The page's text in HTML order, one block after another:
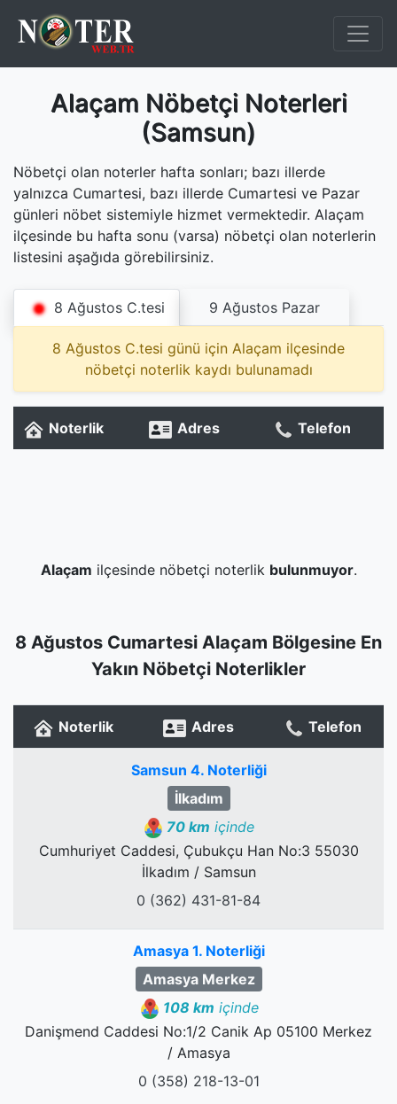
Alaçam Nöbetçi Noterleri
(Samsun)
Nöbetçi olan noterler hafta sonları; bazı illerde
yalnızca Cumartesi, bazı illerde Cumartesi ve Pazar
günleri nöbet sistemiyle hizmet vermektedir. Alaçam
ilçesinde bu hafta sonu (varsa) nöbetçi olan noterlerin
listesini aşağıda görebilirsiniz.
8 Ağustos C.tesi 9 Ağustos Pazar
8 Ağustos C.tesi günü için Alaçam ilçesinde
nöbetçi noterlik kaydı bulunamadı
Noterlik Adres Telefon
Alaçam ilçesinde nöbetçi noterlik bulunmuyor.
8 Ağustos Cumartesi Alaçam Bölgesine En
Yakın Nöbetçi Noterlikler
Noterlik Adres Telefon
Samsun 4. Noterliği
İlkadım
70 km içinde
Cumhuriyet Caddesi, Çubukçu Han No:3 55030
İlkadım / Samsun
0 (362) 431-81-84
Amasya 1. Noterliği
Amasya Merkez
108 km içinde
Danişmend Caddesi No:1/2 Canik Ap 05100 Merkez
/ Amasya
0 (358) 218-13-01